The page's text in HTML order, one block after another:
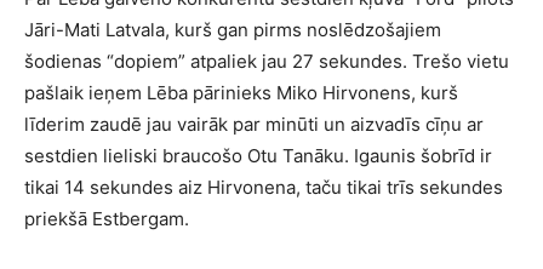
Jāri-Mati Latvala, kurš gan pirms noslēdzošajiem
šodienas “dopiem” atpaliek jau 27 sekundes. Trešo vietu
pašlaik ieņem Lēba pārinieks Miko Hirvonens, kurš
līderim zaudē jau vairāk par minūti un aizvadīs cīņu ar
sestdien lieliski braucošo Otu Tanāku. Igaunis šobrīd ir
tikai 14 sekundes aiz Hirvonena, taču tikai trīs sekundes
priekšā Estbergam.